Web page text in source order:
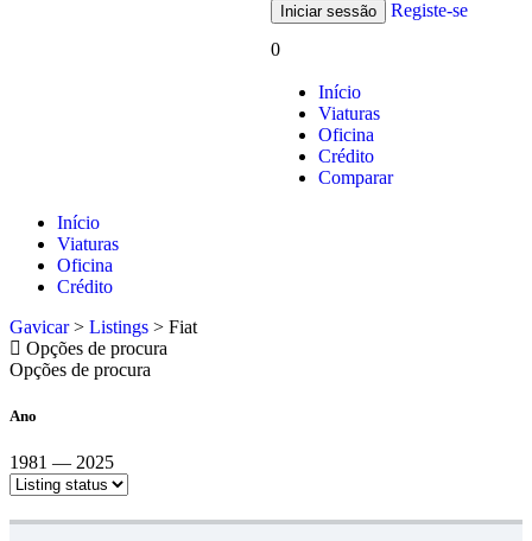
Registe-se
0
Início
Viaturas
Oficina
Crédito
Comparar
Início
Viaturas
Oficina
Crédito
Gavicar> Listings > Fiat
Opções de procura
Opções de procura
Ano
1981 — 2025